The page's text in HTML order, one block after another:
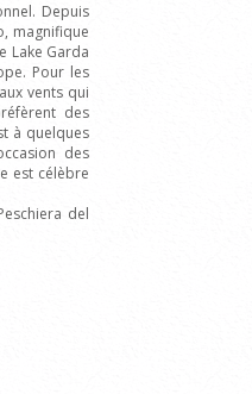
Depuis
magnifique
Lake Garda
Pour les
vents qui
des
à quelques
des
est célèbre
del